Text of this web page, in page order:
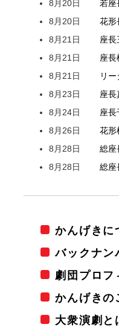
8月20日
若座
8月20日
花形
8月21日
座長
8月21日
座長
8月21日
リー
8月23日
座長
8月24日
座長
8月26日
花形
8月28日
総座
8月28日
総座
かんげきに
バックナン
劇団プロフ
かんげきの
大衆演劇と